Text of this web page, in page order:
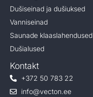
Dušiseinad ja dušiuksed
Vanniseinad
Saunade klaaslahendused
Dušialused
Kontakt
+372 50 783 22
info@vecton.ee